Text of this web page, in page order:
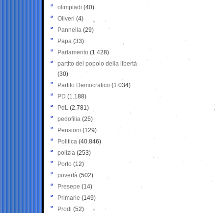
olimpiadi (40)
Oliveri (4)
Pannella (29)
Papa (33)
Parlamento (1.428)
partito del popolo della libertà
(30)
Partito Democratico (1.034)
PD (1.188)
PdL (2.781)
pedofilia (25)
Pensioni (129)
Politica (40.846)
polizia (253)
Porto (12)
povertà (502)
Presepe (14)
Primarie (149)
Prodi (52)